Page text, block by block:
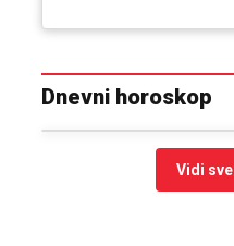
Dnevni horoskop
Vidi sve